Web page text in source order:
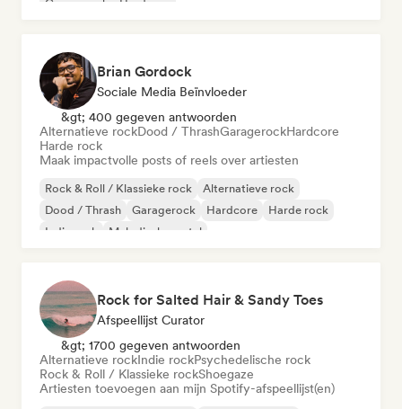
Garagerock Hardcore
Brian Gordock
Sociale Media Beïnvloeder
&gt; 400 gegeven antwoorden
Alternatieve rockDood / ThrashGaragerockHardcore
Harde rock
Maak impactvolle posts of reels over artiesten
Rock & Roll / Klassieke rock
Alternatieve rock
Dood / Thrash
Garagerock Hardcore
Harde rock
Indie rock
Melodische metal
Rock for Salted Hair & Sandy Toes
Afspeellijst Curator
&gt; 1700 gegeven antwoorden
Alternatieve rockIndie rockPsychedelische rock
Rock & Roll / Klassieke rockShoegaze
Artiesten toevoegen aan mijn Spotify-afspeellijst(en)